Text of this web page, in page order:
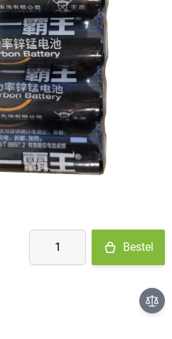
= vandaag verzonden
vandaag verzonden
Aantal
Bestel